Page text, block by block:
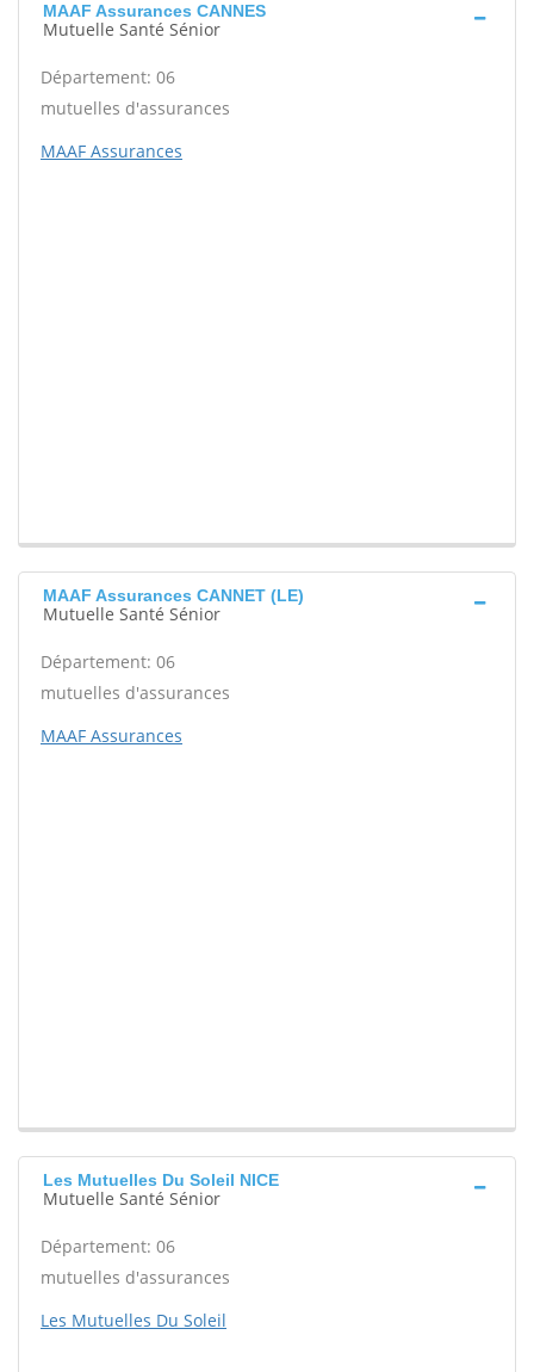
MAAF Assurances CANNES
Mutuelle Santé Sénior
Département: 06
mutuelles d'assurances
MAAF Assurances
MAAF Assurances CANNET (LE)
Mutuelle Santé Sénior
Département: 06
mutuelles d'assurances
MAAF Assurances
Les Mutuelles Du Soleil NICE
Mutuelle Santé Sénior
Département: 06
mutuelles d'assurances
Les Mutuelles Du Soleil